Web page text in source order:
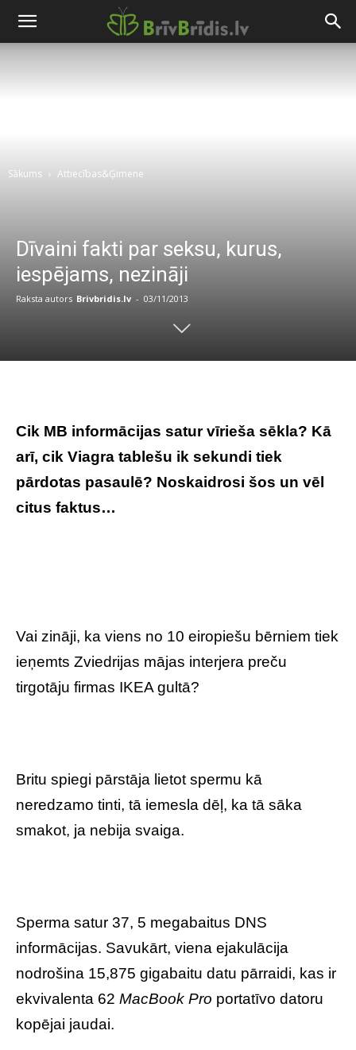
Sākums Attiecības&Ģimene
Dīvaini fakti par seksu, kurus,
iespējams, nezināji
Raksta autors Brivbridis.lv - 03/11/2013
Cik MB informācijas satur vīrieša sēkla? Kā
arī, cik Viagra tablešu ik sekundi tiek
pārdotas pasaulē? Noskaidrosi šos un vēl
citus faktus…
Vai zināji, ka viens no 10 eiropiešu bērniem tiek
ieņemts Zviedrijas mājas interjera preču
tirgotāju firmas IKEA gultā?
Britu spiegi pārstāja lietot spermu kā
neredzamo tinti, tā iemesla dēļ, ka tā sāka
smakot, ja nebija svaiga.
Sperma satur 37, 5 megabaitus DNS
informācijas. Savukārt, viena ejakulācija
nodrošina 15,875 gigabaitu datu pārraidi, kas ir
ekvivalenta 62 MacBook Pro portatīvo datoru
kopējai jaudai.